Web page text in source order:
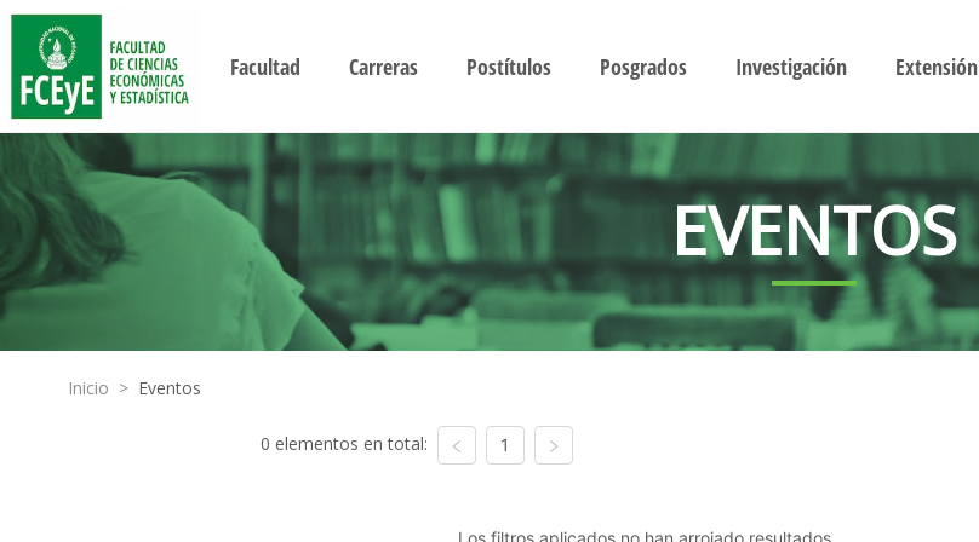
Facultad Carreras Postítulos Posgrados Investigación Extensión
EVENTOS
Inicio > Eventos
0 elementos en total: 1
Los filtros aplicados no han arrojado resultados